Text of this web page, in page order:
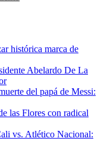
histórica marca de
Abelardo De La
del papá de Messi:
las Flores con radical
vs. Atlético Nacional: